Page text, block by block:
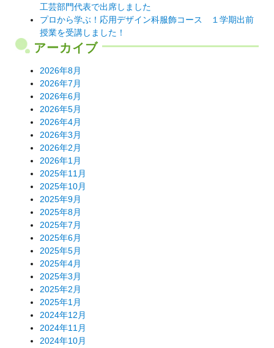
工芸部門代表で出席しました
プロから学ぶ！応用デザイン科服飾コース １学期出前
授業を受講しました！
アーカイブ
2026年8月
2026年7月
2026年6月
2026年5月
2026年4月
2026年3月
2026年2月
2026年1月
2025年11月
2025年10月
2025年9月
2025年8月
2025年7月
2025年6月
2025年5月
2025年4月
2025年3月
2025年2月
2025年1月
2024年12月
2024年11月
2024年10月